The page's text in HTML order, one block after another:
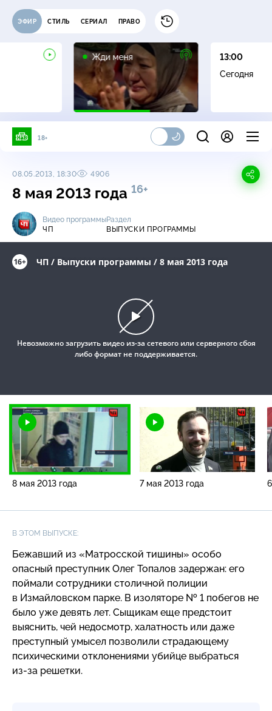
ЭФИР СТИЛЬ СЕРИАЛ ПРАВО
Жди меня
16+
13:00
Сегодня
18+
08.05.2013, 18:30 4906
8 мая 2013 года 16+
Видео программы
ЧП
Раздел
ВЫПУСКИ ПРОГРАММЫ
This
a
window.
Невозможно загрузить видео из-за сетевого или серверного сбоя
либо формат не поддерживается.
16+ ЧП / Выпуски программы / 8 мая 2013 года
8 мая 2013 года 7 мая 2013 года
В ЭТОМ ВЫПУСКЕ:
Бежавший из «Матросской тишины» особо
опасный преступник Олег Топалов задержан: его
поймали сотрудники столичной полиции
в Измайловском парке. В изоляторе № 1 побегов не
было уже девять лет. Сыщикам еще предстоит
выяснить, чей недосмотр, халатность или даже
преступный умысел позволили страдающему
психическими отклонениями убийце выбраться
из-за решетки.